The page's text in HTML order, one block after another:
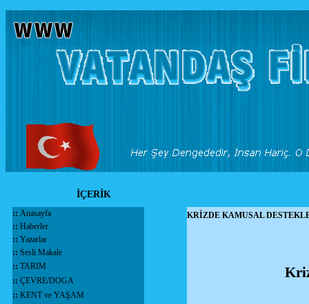
İÇERİK
:: Anasayfa
:: Haberler
:: Yazarlar
:: Sesli Makale
:: TARIM
:: ÇEVRE/DOGA
:: KENT ve YAŞAM
KRİZDE KAMUSAL